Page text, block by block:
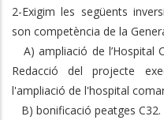
2-Exigim les següents
son competència de la
A) ampliació de l’Hospital
Redacció del projecte
l'ampliació de l'hospital
B) bonificació peatges C32.